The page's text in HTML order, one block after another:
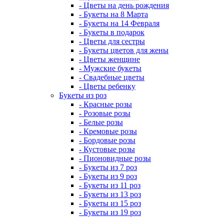
- Цветы на день рождения
- Букеты на 8 Марта
- Букеты на 14 Февраля
- Букеты в подарок
- Цветы для сестры
- Букеты цветов для жены
- Цветы женщине
- Мужские букеты
- Свадебные цветы
- Цветы ребенку
Букеты из роз
- Красные розы
- Розовые розы
- Белые розы
- Кремовые розы
- Бордовые розы
- Кустовые розы
- Пионовидные розы
- Букеты из 7 роз
- Букеты из 9 роз
- Букеты из 11 роз
- Букеты из 13 роз
- Букеты из 15 роз
- Букеты из 19 роз